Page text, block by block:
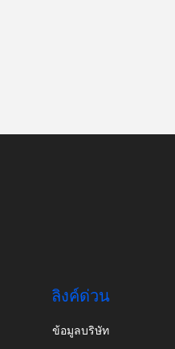
ลิงค์ด่วน
ข้อมูลบริษัท